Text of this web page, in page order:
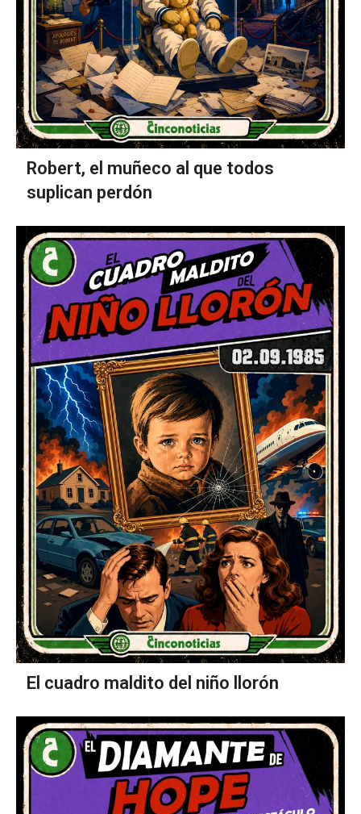
Robert, el muñeco al que todos
suplican perdón
El cuadro maldito del niño llorón